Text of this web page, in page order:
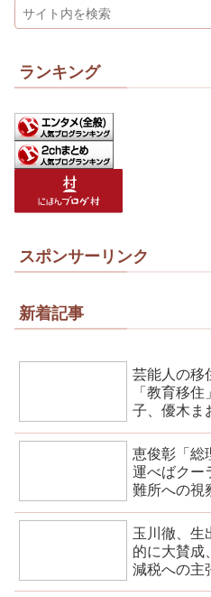
ランキング
スポンサーリンク
新着記事
芸能人の
「教育移
子、優木ま
恵俊彰「総
運べばク
難所への視
玉川徹、生
的に大賛
減税への主